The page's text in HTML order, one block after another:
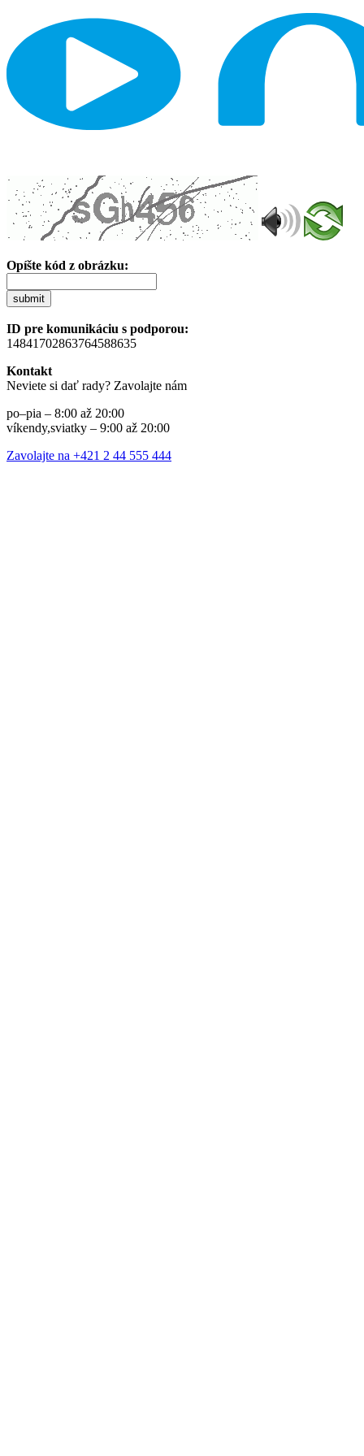
Opíšte kód z obrázku:
submit
ID pre komunikáciu s podporou:
14841702863764588635
Kontakt
Neviete si dať rady? Zavolajte nám
po–pia – 8:00 až 20:00
víkendy,sviatky – 9:00 až 20:00
Zavolajte na +421 2 44 555 444